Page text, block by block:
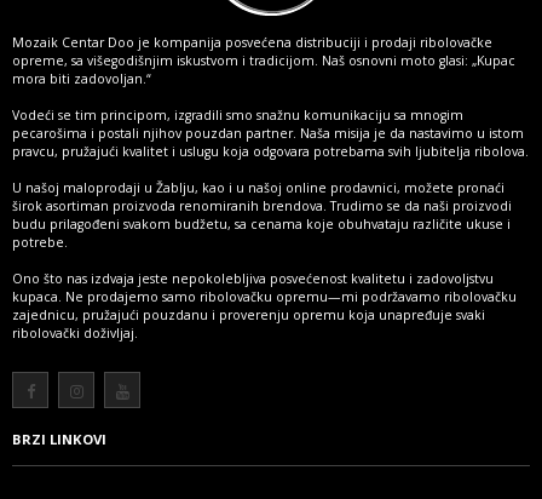
Mozaik Centar Doo je kompanija posvećena distribuciji i prodaji ribolovačke
opreme, sa višegodišnjim iskustvom i tradicijom. Naš osnovni moto glasi: „Kupac
mora biti zadovoljan.“
Vodeći se tim principom, izgradili smo snažnu komunikaciju sa mnogim
pecarošima i postali njihov pouzdan partner. Naša misija je da nastavimo u istom
pravcu, pružajući kvalitet i uslugu koja odgovara potrebama svih ljubitelja ribolova.
U našoj maloprodaji u Žablju, kao i u našoj online prodavnici, možete pronaći
širok asortiman proizvoda renomiranih brendova. Trudimo se da naši proizvodi
budu prilagođeni svakom budžetu, sa cenama koje obuhvataju različite ukuse i
potrebe.
Ono što nas izdvaja jeste nepokolebljiva posvećenost kvalitetu i zadovoljstvu
kupaca. Ne prodajemo samo ribolovačku opremu—mi podržavamo ribolovačku
zajednicu, pružajući pouzdanu i proverenju opremu koja unapređuje svaki
ribolovački doživljaj.
BRZI LINKOVI